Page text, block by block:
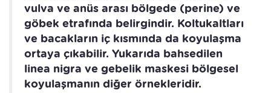
vulva ve anüs arası bölgede (perine) ve
göbek etrafında belirgindir. Koltukaltları
ve bacakların iç kısmında da koyulaşma
ortaya çıkabilir. Yukarıda bahsedilen
linea nigra ve gebelik maskesi bölgesel
koyulaşmanın diğer örnekleridir.